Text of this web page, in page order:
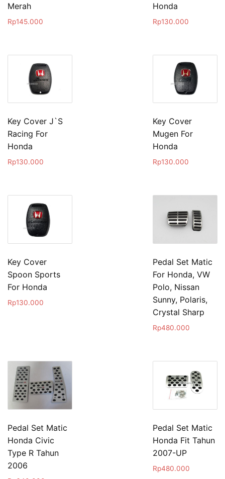
Merah
Rp145.000
Honda
Rp130.000
Key Cover J`S
Racing For
Honda
Rp130.000
Key Cover
Mugen For
Honda
Rp130.000
Key Cover
Spoon Sports
For Honda
Rp130.000
Pedal Set Matic
For Honda, VW
Polo, Nissan
Sunny, Polaris,
Crystal Sharp
Rp480.000
Pedal Set Matic
Honda Civic
Type R Tahun
2006
Pedal Set Matic
Honda Fit Tahun
2007-UP
Rp480.000